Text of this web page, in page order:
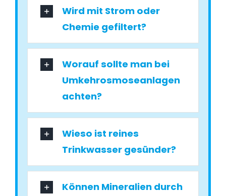
Wird mit Strom oder
Chemie gefiltert?
Worauf sollte man bei
Umkehrosmoseanlagen
achten?
Wieso ist reines
Trinkwasser gesünder?
Können Mineralien durch